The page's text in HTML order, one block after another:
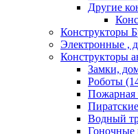
Другие
Конструкторы
Электронные ,
Конструкторы
Замки,
Роботы
Пожарная
Водный